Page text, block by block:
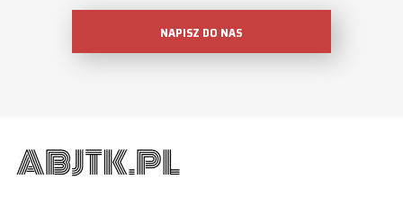
NAPISZ DO NAS